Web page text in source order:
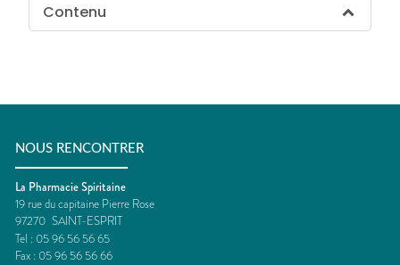
Contenu
NOUS RENCONTRER
La Pharmacie Spiritaine
19 rue du capitaine Pierre Rose
97270 SAINT-ESPRIT
Tel : 05 96 56 56 65
Fax : 05 96 56 56 66